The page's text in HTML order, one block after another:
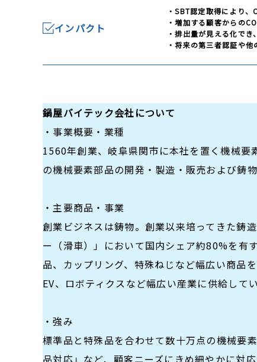
インパクト
・SBT認定取得により
・増加する顧客からの
・排出量が見える化で
・将来の第三者認証や
鍋屋バイテック会社について
・事業概要・業種
1560年創業、岐阜県関市に本社を置く機械
の機械要素部品の開発・製造・販売および鋳
・主要商品・事業
創業ビジネスは鋳物。創業以来培ってきた鋳
ー（滑車）」において国内シェア約80%を有
品、カップリング、特殊ねじなど幅広い商品
EV、ロボティクスなど幅広い産業に供給してい
・強み
標準品と特殊品を合わせて数十万点の機械要